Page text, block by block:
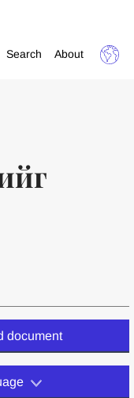
Search About
document